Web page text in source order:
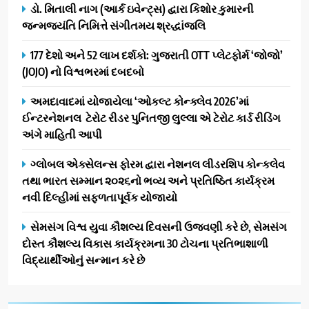
આગળ આવી: ગુલબાઈ ટેકરાના
પ્રભાવિત પરિવારોને ફૂડ પેકેટ્સ
અને પીવાના પાણીનું વિતરણ કર્યું
ડો. મિતાલી નાગ (આર્ક ઇવેન્ટ્સ)
દ્વારા કિશોર કુમારની જન્મજયંતિ
AHMEDABAD
2
ગુજરાતી OTT પ્લેટફોર્મ ‘જોજો’
(JOJO) નો વિશ્વભરમાં દબદબો
BUSINESS
3
અમદાવાદમાં યોજાયેલા ‘ઓકલ્ટ
કોન્ક્લેવ 2026’માં ઈન્ટરનેશનલ
ડો. મિતાલી નાગ (આર્ક ઇવેન્ટ્સ) દ્વારા કિશોર કુમારની
જન્મજયંતિ નિમિત્તે સંગીતમય શ્રદ્ધાંજલિ
177 દેશો અને 52 લાખ દર્શકો: ગુજરાતી OTT પ્લેટફોર્મ ‘જોજો’
(JOJO) નો વિશ્વભરમાં દબદબો
અમદાવાદમાં યોજાયેલા ‘ઓકલ્ટ કોન્ક્લેવ 2026’માં
ઈન્ટરનેશનલ ટેરોટ રીડર પુનિતજી લુલ્લા એ ટેરોટ કાર્ડ રીડિંગ
અંગે માહિતી આપી
ગ્લોબલ એક્સેલન્સ ફોરમ દ્વારા નેશનલ લીડરશિપ કોન્કલેવ
તથા ભારત સમ્માન ૨૦૨૬નો ભવ્ય અને પ્રતિષ્ઠિત કાર્યક્રમ
નવી દિલ્હીમાં સફળતાપૂર્વક યોજાયો
સેમસંગ વિશ્વ યુવા કૌશલ્ય દિવસની ઉજવણી કરે છે, સેમસંગ
દોસ્ત કૌશલ્ય વિકાસ કાર્યક્રમના 30 ટોચના પ્રતિભાશાળી
વિદ્યાર્થીઓનું સન્માન કરે છે